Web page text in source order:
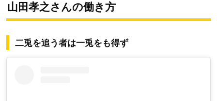
山田孝之さんの働き方
二兎を追う者は一兎をも得ず